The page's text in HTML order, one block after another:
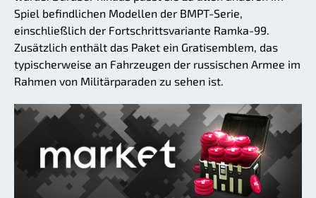
Spiel befindlichen Modellen der BMPT-Serie,
einschließlich der Fortschrittsvariante Ramka-99.
Zusätzlich enthält das Paket ein Gratisemblem, das
typischerweise an Fahrzeugen der russischen Armee im
Rahmen von Militärparaden zu sehen ist.